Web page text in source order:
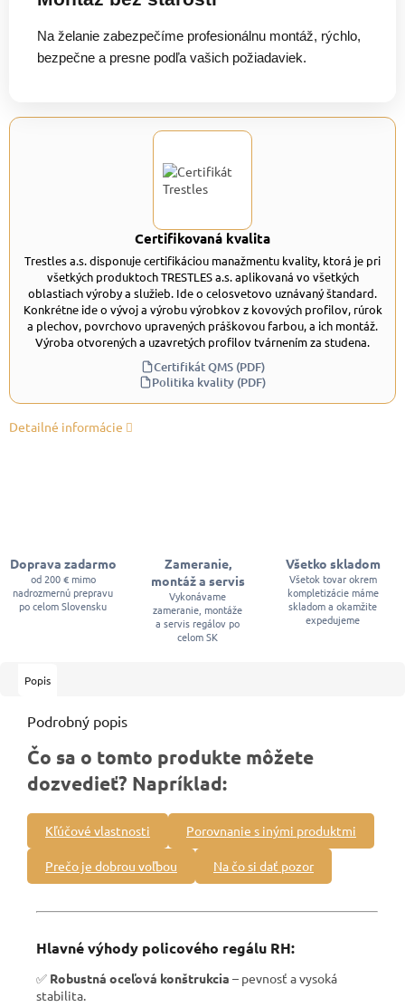
Na želanie zabezpečíme profesionálnu montáž, rýchlo,
bezpečne a presne podľa vašich požiadaviek.
Certifikovaná kvalita
Trestles a.s. disponuje certifikáciou manažmentu kvality, ktorá je pri
všetkých produktoch TRESTLES a.s. aplikovaná vo všetkých
oblastiach výroby a služieb. Ide o celosvetovo uznávaný štandard.
Konkrétne ide o vývoj a výrobu výrobkov z kovových profilov, rúrok
a plechov, povrchovo upravených práškovou farbou, a ich montáž.
Výroba otvorených a uzavretých profilov tvárnením za studena.
Certifikát QMS (PDF)
Politika kvality (PDF)
Detailné informácie
Doprava zadarmo
od 200 € mimo
nadrozmernú prepravu
po celom Slovensku
Zameranie,
montáž a servis
Vykonávame
zameranie, montáže
a servis regálov po
celom SK
Všetko skladom
Všetok tovar okrem
kompletizácie máme
skladom a okamžite
expedujeme
Popis
Podrobný popis
Čo sa o tomto produkte môžete
dozvedieť? Napríklad:
Kľúčové vlastnosti Porovnanie s inými produktmi
Prečo je dobrou voľbou Na čo si dať pozor
Hlavné výhody policového regálu RH:
✅ Robustná oceľová konštrukcia – pevnosť a vysoká
stabilita.